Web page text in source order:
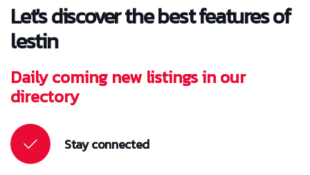
Let's discover the best features of
lestin
Daily coming new listings in our
directory
Stay connected